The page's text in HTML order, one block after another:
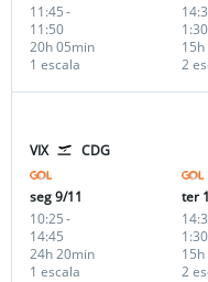
11:45-
11:50
1 escala
20h 05min
1:30
2
VIX CDG
seg 9/11
10:25-
14:45
1 escala
24h 20min
ter
1:30
2